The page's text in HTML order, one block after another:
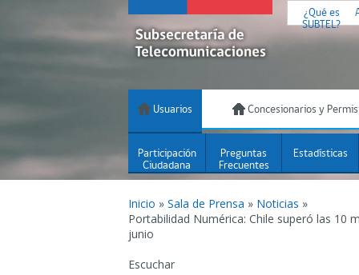
¿Qué es
SUBTEL?
Usuarios Concesionarios y
Participación
Ciudadana
Preguntas
Frecuentes
Estadísticas
Inicio » Sala de Prensa » Noticias »
Portabilidad Numérica: Chile superó las 10
junio
Escuchar